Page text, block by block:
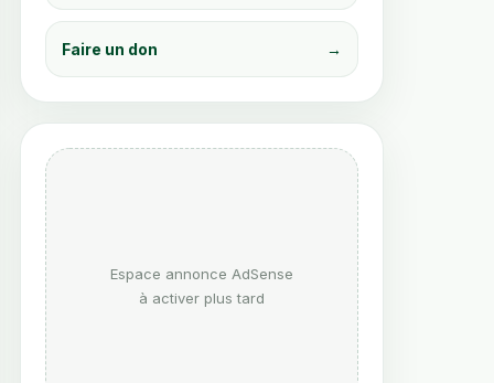
PDF immédiat
Les Rêves en Islam
– Signification et
Messages
Spirituels
6.99
d’Allah – Douas et
Invocations pour
Chaque Situation
Faire un don →
Espace annonce AdSense
à activer plus tard